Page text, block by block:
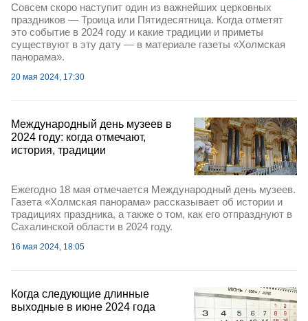
Совсем скоро наступит один из важнейших церковных
праздников — Троица или Пятидесятница. Когда отметят
это событие в 2024 году и какие традиции и приметы
существуют в эту дату — в материале газеты «Холмская
панорама».
20 мая 2024, 17:30
Международный день музеев в
2024 году: когда отмечают,
история, традиции
Ежегодно 18 мая отмечается Международный день музеев.
Газета «Холмская панорама» рассказывает об истории и
традициях праздника, а также о том, как его отпразднуют в
Сахалинской области в 2024 году.
16 мая 2024, 18:05
Когда следующие длинные
выходные в июне 2024 года